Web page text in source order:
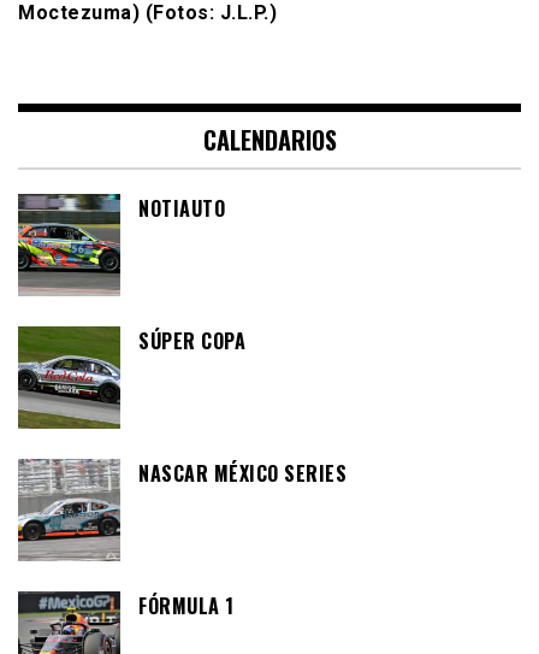
Moctezuma) (Fotos: J.L.P.)
CALENDARIOS
NOTIAUTO
SÚPER COPA
NASCAR MÉXICO SERIES
FÓRMULA 1